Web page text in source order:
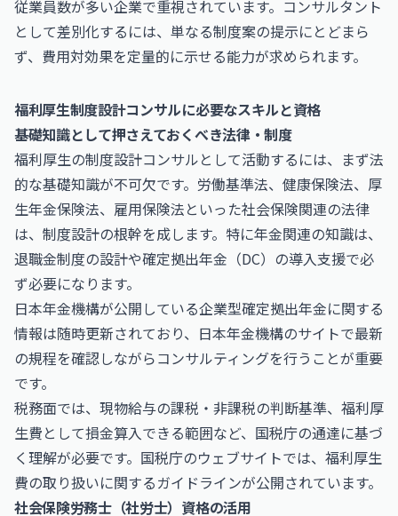
従業員数が多い企業で重視されています。コンサルタント
として差別化するには、単なる制度案の提示にとどまら
ず、費用対効果を定量的に示せる能力が求められます。
福利厚生制度設計コンサルに必要なスキルと資格
基礎知識として押さえておくべき法律・制度
福利厚生の制度設計コンサルとして活動するには、まず法
的な基礎知識が不可欠です。労働基準法、健康保険法、厚
生年金保険法、雇用保険法といった社会保険関連の法律
は、制度設計の根幹を成します。特に年金関連の知識は、
退職金制度の設計や確定拠出年金（DC）の導入支援で必
ず必要になります。
日本年金機構が公開している企業型確定拠出年金に関する
情報は随時更新されており、 日本年金機構のサイトで最新
の規程を確認しながらコンサルティングを行うことが重要
です。
税務面では、現物給与の課税・非課税の判断基準、福利厚
生費として損金算入できる範囲など、国税庁の通達に基づ
く理解が必要です。 国税庁のウェブサイトでは、福利厚生
費の取り扱いに関するガイドラインが公開されています。
社会保険労務士（社労士）資格の活用